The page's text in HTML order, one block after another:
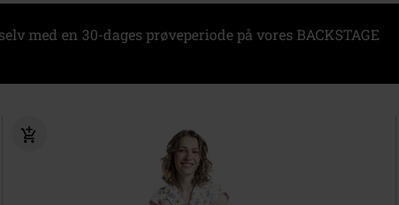
med en 30-dages prøveperiode på vores BACKSTAGE